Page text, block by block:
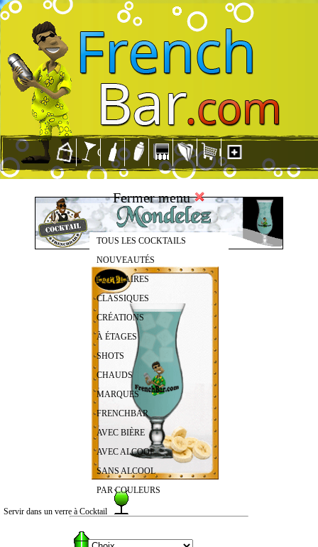
Fermer menu
TOUS LES COCKTAILS
NOUVEAUTÉS
POPULAIRES
CLASSIQUES
CRÉATIONS
À ÉTAGES
SHOTS
CHAUDS
MARQUES
FRENCHBAR
AVEC BIÈRE
AVEC ALCOOL
SANS ALCOOL
PAR COULEURS
Servir dans un verre à Cocktail